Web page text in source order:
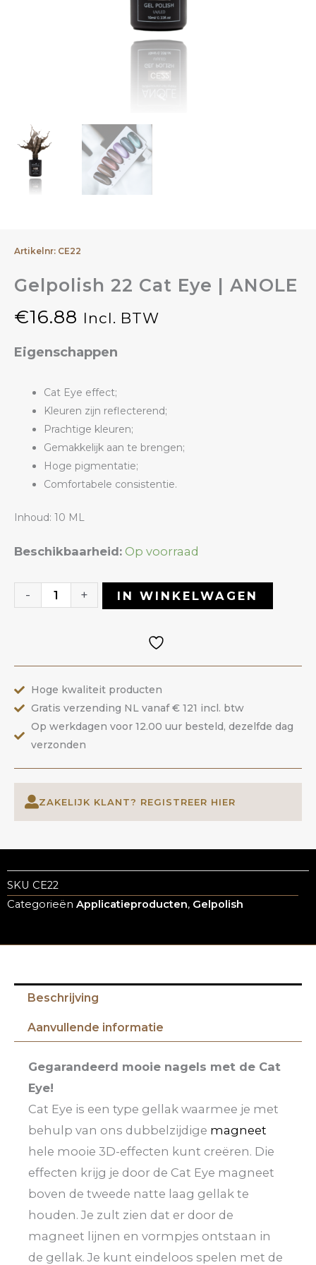
Artikelnr: CE22
Gelpolish 22 Cat Eye | ANOLE
€16.88 Incl. BTW
Eigenschappen
Cat Eye effect;
Kleuren zijn reflecterend;
Prachtige kleuren;
Gemakkelijk aan te brengen;
Hoge pigmentatie;
Comfortabele consistentie.
Inhoud: 10 ML
Beschikbaarheid: Op voorraad
-
Gelpolish
Cat
+ IN WINKELWAGEN
Hoge kwaliteit producten
Gratis verzending NL vanaf € 121 incl. btw
Op werkdagen voor 12.00 uur besteld, dezelfde dag
verzonden
ZAKELIJK KLANT? REGISTREER HIER
SKU CE22
Categorieën Applicatieproducten, Gelpolish
Beschrijving
Aanvullende informatie
Gegarandeerd mooie nagels met de Cat
Eye!
Cat Eye is een type gellak waarmee je met
behulp van ons dubbelzijdige magneet
hele mooie 3D-effecten kunt creëren. Die
effecten krijg je door de Cat Eye magneet
boven de tweede natte laag gellak te
houden. Je zult zien dat er door de
magneet lijnen en vormpjes ontstaan in
de gellak. Je kunt eindeloos spelen met de